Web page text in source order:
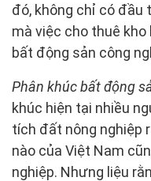
đó, không chỉ có đầu
mà việc cho thuê
bất động sản công
Phân khúc bất động
khúc hiện tại nhiều
tích đất nông nghiệp
nào của Việt Nam
nghiệp. Nhưng liệu